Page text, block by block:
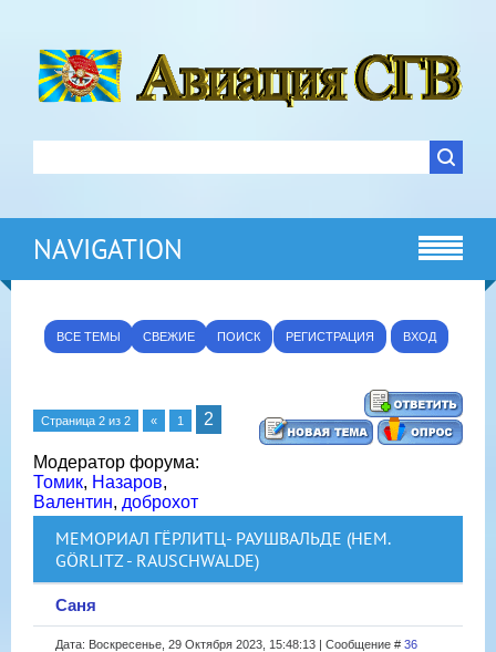
NAVIGATION
ВСЕ ТЕМЫ СВЕЖИЕ ПОИСК РЕГИСТРАЦИЯ ВХОД
Страница 2 из 2 « 1 2
Модератор форума:
Томик, Назаров,
Валентин, доброхот
МЕМОРИАЛ ГЁРЛИТЦ- РАУШВАЛЬДЕ (НЕМ.
GÖRLITZ - RAUSCHWALDE)
Саня
Дата: Воскресенье, 29 Октября 2023, 15:48:13 | Сообщение # 36